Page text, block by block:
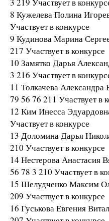
8 Кужелева Полина
Участвует в конкурсе
9 Кудинова Марина
217 Участвует в конкурсе
10 Замятко Дарья
3 216 Участвует в
11 Толкачева
79 56 76 211 Участвует в
12 Ким Инесса
Участвует в конкурсе
13 Доломина Дарья
210 Участвует в конкурсе
14 Нестерова Анастасия
56 78 3 210 Участвует в
15 Шелудченко Максим
209 Участвует в конкурсе
16 Гуськова Евгения